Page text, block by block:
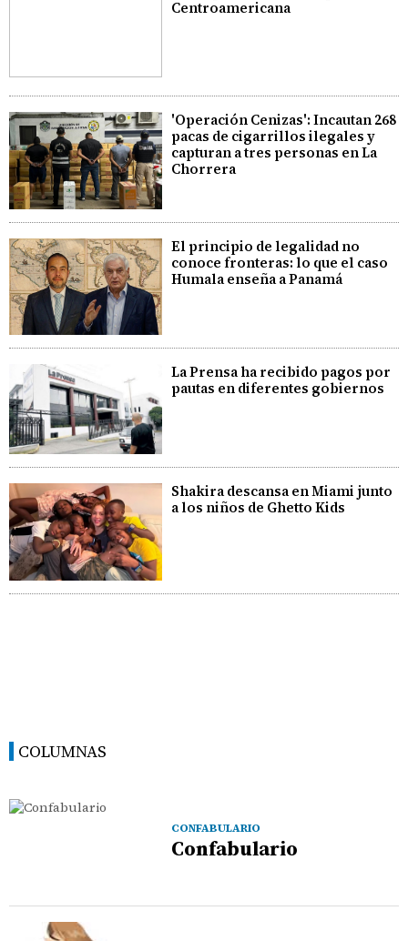
Centroamericana
'Operación Cenizas': Incautan 268
pacas de cigarrillos ilegales y
capturan a tres personas en La
Chorrera
El principio de legalidad no
conoce fronteras: lo que el caso
Humala enseña a Panamá
La Prensa ha recibido pagos por
pautas en diferentes gobiernos
Shakira descansa en Miami junto
a los niños de Ghetto Kids
COLUMNAS
CONFABULARIO
Confabulario